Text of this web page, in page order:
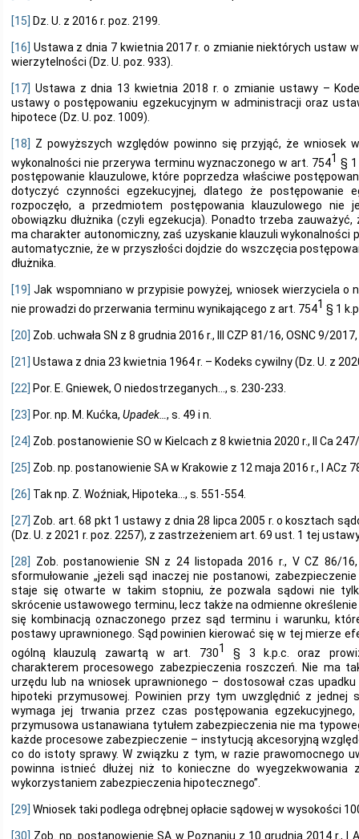
[15] Dz. U. z 2016 r. poz. 2199.
[16] Ustawa z dnia 7 kwietnia 2017 r. o zmianie niektórych ustaw
wierzytelności (Dz. U. poz. 933).
[17] Ustawa z dnia 13 kwietnia 2018 r. o zmianie ustawy –
ustawy o postępowaniu egzekucyjnym w administracji oraz
hipotece (Dz. U. poz. 1009).
[18] Z powyższych względów powinno się przyjąć, że wniosek
wykonalności nie przerywa terminu wyznaczonego w art. 7541 § 1
postępowanie klauzulowe, które poprzedza właściwe
dotyczyć czynności egzekucyjnej, dlatego że postępowanie
rozpoczęło, a przedmiotem postępowania klauzulowego nie
obowiązku dłużnika (czyli egzekucja). Ponadto trzeba
ma charakter autonomiczny, zaś uzyskanie klauzuli wykonalności
automatycznie, że w przyszłości dojdzie do wszczęcia
dłużnika.
[19] Jak wspomniano w przypisie powyżej, wniosek wierzyciela o
nie prowadzi do przerwania terminu wynikającego z art. 7541 § 1
[20] Zob. uchwała SN z 8 grudnia 2016 r., III CZP 81/16, OSNC 9/
[21] Ustawa z dnia 23 kwietnia 1964 r. – Kodeks cywilny (Dz. U. z
[22] Por. E. Gniewek, O niedostrzeganych…, s. 230-233.
[23] Por. np. M. Kućka, Upadek… , s. 49 i n.
[24] Zob. postanowienie SO w Kielcach z 8 kwietnia 2020 r., II Ca
[25] Zob. np. postanowienie SA w Krakowie z 12 maja 2016 r., I ACz
[26] Tak np. Z. Woźniak, Hipoteka…, s. 551-554.
[27] Zob. art. 68 pkt 1 ustawy z dnia 28 lipca 2005 r. o kosztach
(Dz. U. z 2021 r. poz. 2257), z zastrzeżeniem art. 69 ust. 1 tej
[28]
Zob. postanowienie SN z 24 listopada 2016 r., V CZ 86/
sformułowanie „jeżeli sąd inaczej nie postanowi,
staje się otwarte w takim stopniu, że pozwala sądowi nie
skrócenie ustawowego terminu, lecz także na odmienne
się kombinacją oznaczonego przez sąd terminu i warunku,
postawy uprawnionego. Sąd powinien kierować się w tej mierze
ogólną klauzulą zawartą w art. 7301
§ 3 k.p.c. oraz
charakterem procesowego zabezpieczenia roszczeń. Nie ma
urzędu lub na wniosek uprawnionego – dostosował czas
hipoteki przymusowej. Powinien przy tym uwzględnić z jednej
wymaga jej trwania przez czas postępowania
przymusowa ustanawiana tytułem zabezpieczenia nie ma
każde procesowe zabezpieczenie – instytucją akcesoryjną
co do istoty sprawy. W związku z tym, w razie prawomocnego
powinna istnieć dłużej niż to konieczne do wyegzekwowania
wykorzystaniem zabezpieczenia hipotecznego”.
[29] Wniosek taki podlega odrębnej opłacie sądowej w wysokości
[30] Zob. np. postanowienie SA w Poznaniu z 10 grudnia 2014 r., I